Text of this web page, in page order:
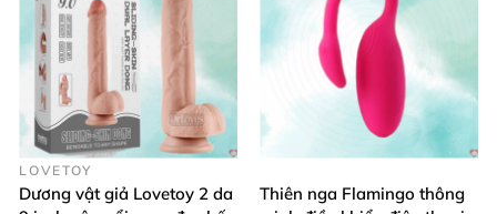
LOVETOY
Dương vật giả Lovetoy 2 da
Thiên nga Flamingo thông